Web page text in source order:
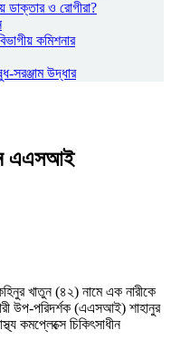
ডাক্তার ও রোগীরা?
কমিশনার
সরঞ্জাম উদ্ধার
এএসআই
খাতুন (৪২) নামে এক নারীকে
উপ-পরিদর্শক (এএসআই) শাহানুর
কমপ্লেক্সে চিকিৎসাধীন